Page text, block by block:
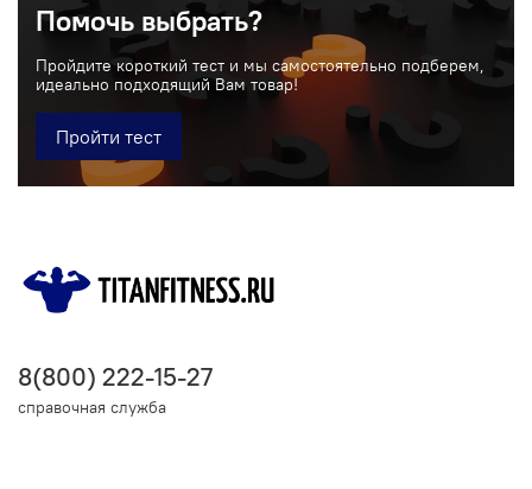
Помочь выбрать?
Пройдите короткий тест и мы самостоятельно подберем,
идеально подходящий Вам товар!
Пройти тест
8(800) 222-15-27
справочная служба